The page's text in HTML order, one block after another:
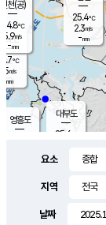
의도
℃
m/s
mm
영흥도
대부도
25.6
인천(공)
24.8℃
5.9m/s
-mm
25.4℃
2.3m/s
-mm
요소
지역
날짜